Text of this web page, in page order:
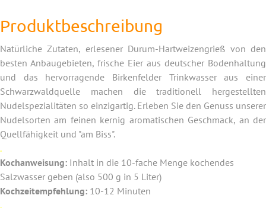
Produktbeschreibung
Natürliche Zutaten, erlesener Durum-Hartweizengrieß von den
besten Anbaugebieten, frische Eier aus deutscher Bodenhaltung
und das hervorragende Birkenfelder Trinkwasser aus einer
Schwarzwaldquelle machen die traditionell hergestellten
Nudelspezialitäten so einzigartig. Erleben Sie den Genuss unserer
Nudelsorten am feinen kernig aromatischen Geschmack, an der
Quellfähigkeit und "am Biss".
.
Kochanweisung: Inhalt in die 10-fache Menge kochendes
Salzwasser geben (also 500 g in 5 Liter)
Kochzeitempfehlung: 10-12 Minuten
.